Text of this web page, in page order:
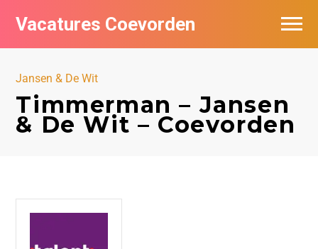
Vacatures Coevorden
Jansen & De Wit
Timmerman – Jansen
& De Wit – Coevorden
Vacatures per bedrijf
Nieuwsbrief feed